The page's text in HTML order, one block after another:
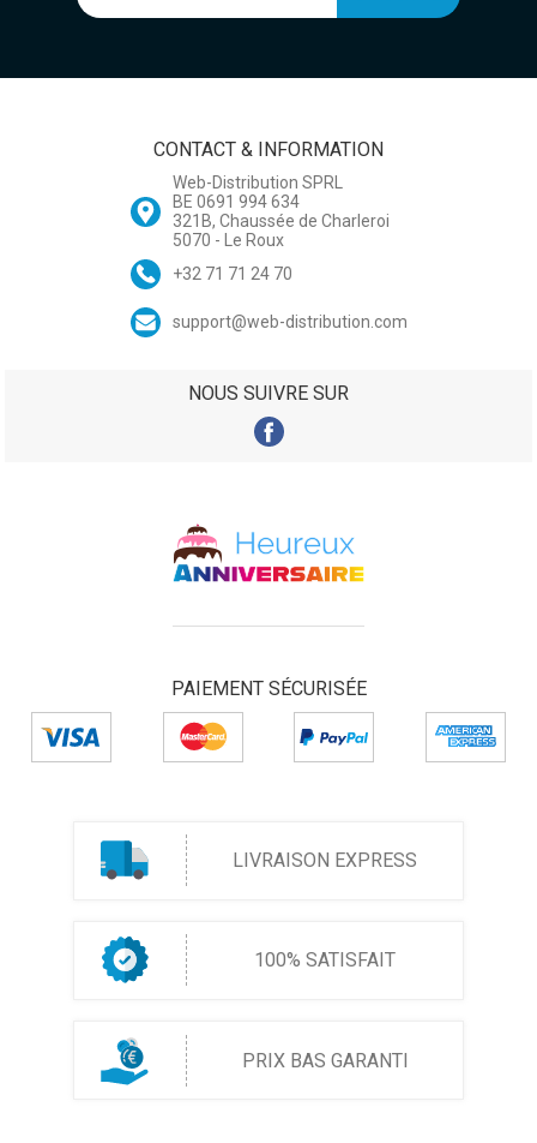
CONTACT & INFORMATION
Web-Distribution SPRL
BE 0691 994 634
321B, Chaussée de Charleroi
5070 - Le Roux
+32 71 71 24 70
support@web-distribution.com
NOUS SUIVRE SUR
PAIEMENT SÉCURISÉE
LIVRAISON EXPRESS
100% SATISFAIT
PRIX BAS GARANTI